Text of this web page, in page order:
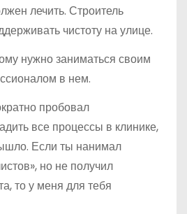
лечить. Строитель
чистоту на улице.
нужно заниматься своим
в нем.
пробовал
все процессы в клинике,
Если ты нанимал
но не получил
то у меня для тебя